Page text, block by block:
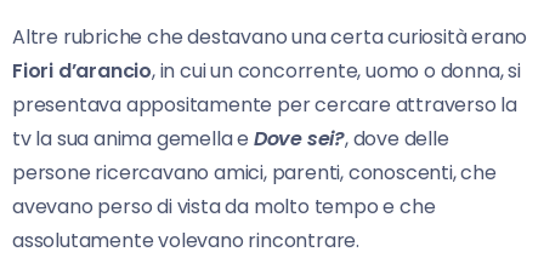
Altre rubriche che destavano una certa curiosità erano
Fiori d’arancio, in cui un concorrente, uomo o donna, si
presentava appositamente per cercare attraverso la
tv la sua anima gemella e Dove sei?, dove delle
persone ricercavano amici, parenti, conoscenti, che
avevano perso di vista da molto tempo e che
assolutamente volevano rincontrare.